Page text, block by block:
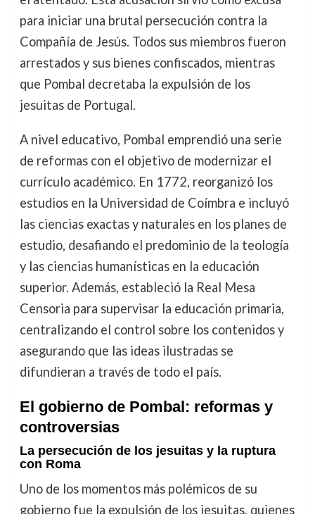
para iniciar una brutal persecución contra la
Compañía de Jesús. Todos sus miembros fueron
arrestados y sus bienes confiscados, mientras
que Pombal decretaba la expulsión de los
jesuitas de Portugal.
A nivel educativo, Pombal emprendió una serie
de reformas con el objetivo de modernizar el
currículo académico. En 1772, reorganizó los
estudios en la Universidad de Coímbra e incluyó
las ciencias exactas y naturales en los planes de
estudio, desafiando el predominio de la teología
y las ciencias humanísticas en la educación
superior. Además, estableció la Real Mesa
Censoria para supervisar la educación primaria,
centralizando el control sobre los contenidos y
asegurando que las ideas ilustradas se
difundieran a través de todo el país.
El gobierno de Pombal: reformas y
controversias
La persecución de los jesuitas y la ruptura
con Roma
Uno de los momentos más polémicos de su
gobierno fue la expulsión de los jesuitas, quienes